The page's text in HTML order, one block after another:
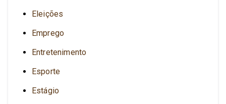
Eleições
Emprego
Entretenimento
Esporte
Estágio